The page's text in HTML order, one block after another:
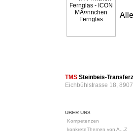
TMS Steinbeis-
Eichbühlstrasse 18,
ÜBER UNS
Kompetenzen
konkreteThemen von A...Z